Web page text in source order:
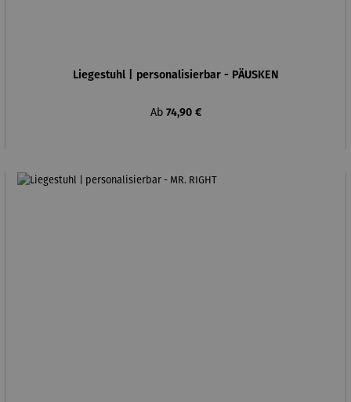
Liegestuhl | personalisierbar - PÄUSKEN
Regulärer Preis:
Ab 74,90 €